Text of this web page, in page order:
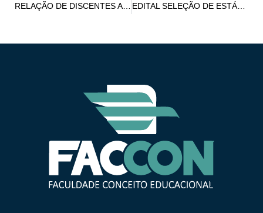
EDITAL SELEÇÃO DE ESTÁGIO VOLUNTÁRIO DEFENSORIA PÚBLICA